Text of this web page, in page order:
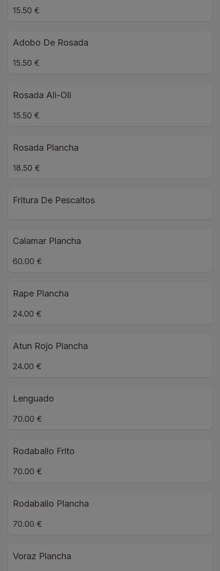
15.50 €
Adobo De Rosada
15.50 €
Rosada Ali-Oli
15.50 €
Rosada Plancha
18.50 €
Fritura De Pescaitos
Calamar Plancha
60.00 €
Rape Plancha
24.00 €
Atun Rojo Plancha
24.00 €
Lenguado
70.00 €
Rodaballo Frito
70.00 €
Rodaballo Plancha
70.00 €
Voraz Plancha